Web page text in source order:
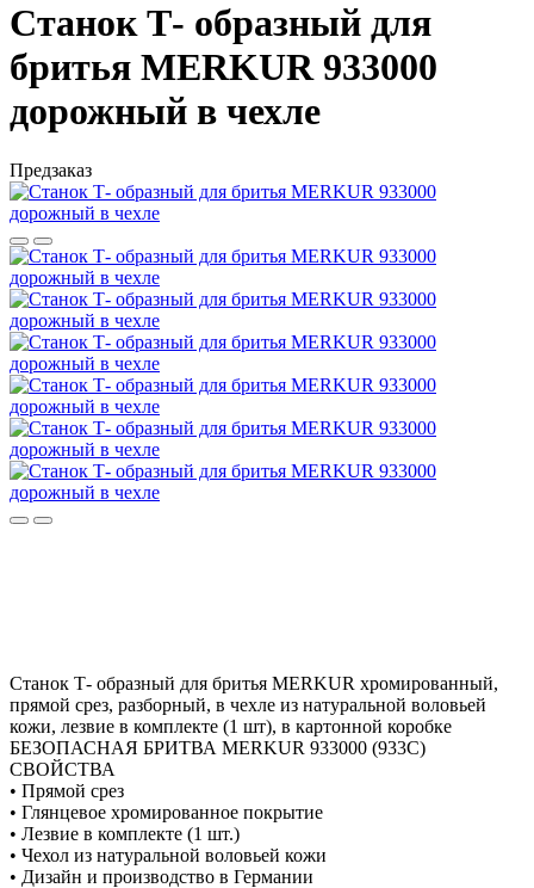
Станок Т- образный для
бритья MERKUR 933000
дорожный в чехле
Предзаказ
Станок Т- образный для бритья MERKUR хромированный,
прямой срез, разборный, в чехле из натуральной воловьей
кожи, лезвие в комплекте (1 шт), в картонной коробке
БЕЗОПАСНАЯ БРИТВА MERKUR 933000 (933C)
СВОЙСТВА
• Прямой срез
• Глянцевое хромированное покрытие
• Лезвие в комплекте (1 шт.)
• Чехол из натуральной воловьей кожи
• Дизайн и производство в Германии